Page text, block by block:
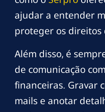
ajudar a entender
proteger os direitos
Além disso, é
de comunicação
financeiras. Gravar
mails e anotar